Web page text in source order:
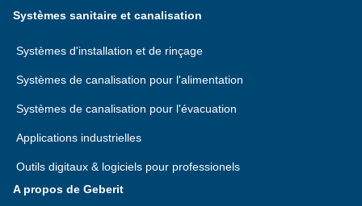
Systèmes sanitaire et canalisation
Systèmes d'installation et de rinçage
Systèmes de canalisation pour l'alimentation
Systèmes de canalisation pour l'évacuation
Applications industrielles
Outils digitaux & logiciels pour professionels
A propos de Geberit